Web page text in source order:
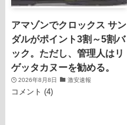
アマゾンでクロックス サン
ダルがポイント3割～5割バ
ック。ただし、管理人はリ
ゲッタカヌーを勧める。
2026年8月8日 激安速報
コメント (4)